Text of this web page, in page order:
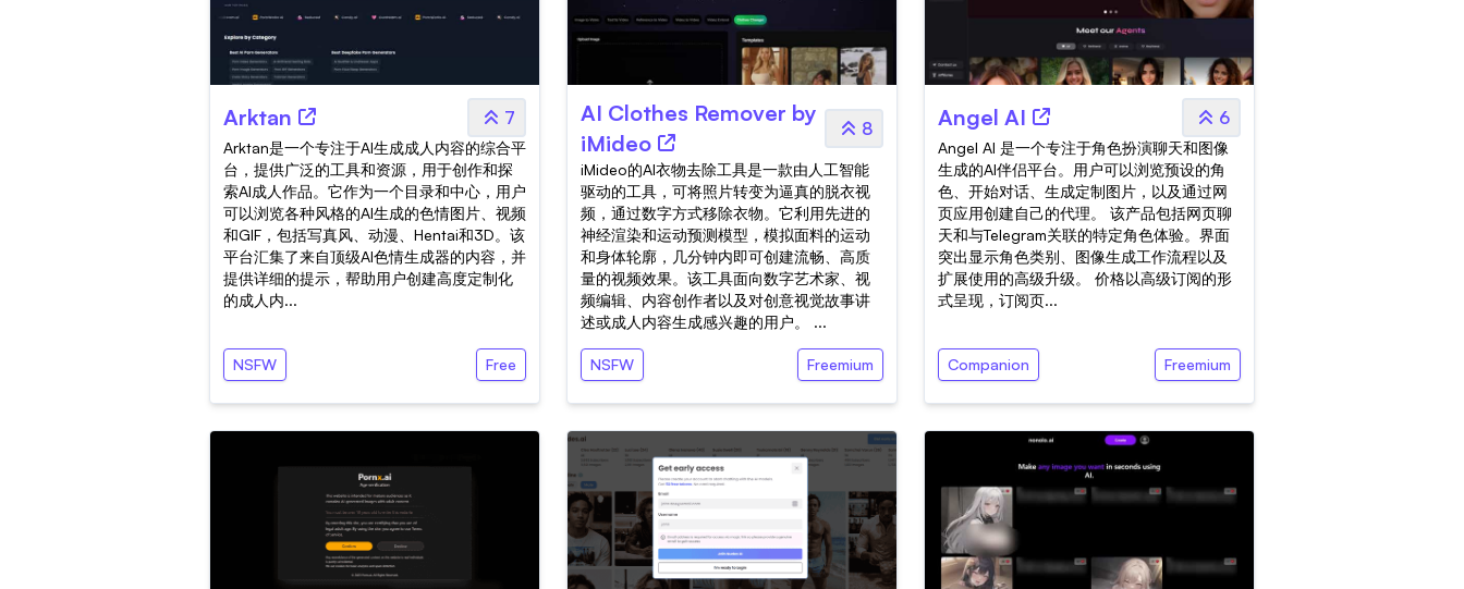
Arktan 7
Arktan是一个专注于AI生成成人内容的综合平
台，提供广泛的工具和资源，用于创作和探
索AI成人作品。它作为一个目录和中心，用户
可以浏览各种风格的AI生成的色情图片、视频
和GIF，包括写真风、动漫、Hentai和3D。该
平台汇集了来自顶级AI色情生成器的内容，并
提供详细的提示，帮助用户创建高度定制化
的成人内...
NSFW Free
AI Clothes Remover by
iMideo
8
iMideo的AI衣物去除工具是一款由人工智能
驱动的工具，可将照片转变为逼真的脱衣视
频，通过数字方式移除衣物。它利用先进的
神经渲染和运动预测模型，模拟面料的运动
和身体轮廓，几分钟内即可创建流畅、高质
量的视频效果。该工具面向数字艺术家、视
频编辑、内容创作者以及对创意视觉故事讲
述或成人内容生成感兴趣的用户。 ...
NSFW Freemium
Angel AI 6
Angel AI 是一个专注于角色扮演聊天和图像
生成的AI伴侣平台。用户可以浏览预设的角
色、开始对话、生成定制图片，以及通过网
页应用创建自己的代理。 该产品包括网页聊
天和与Telegram关联的特定角色体验。界面
突出显示角色类别、图像生成工作流程以及
扩展使用的高级升级。 价格以高级订阅的形
式呈现，订阅页...
Companion Freemium